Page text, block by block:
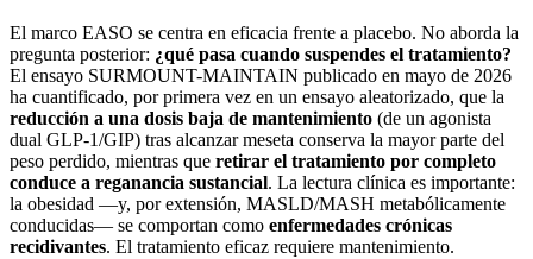
El marco EASO se centra en eficacia frente a placebo. No aborda la
pregunta posterior: ¿qué pasa cuando suspendes el tratamiento?
El ensayo SURMOUNT-MAINTAIN publicado en mayo de 2026
ha cuantificado, por primera vez en un ensayo aleatorizado, que la
reducción a una dosis baja de mantenimiento (de un agonista
dual GLP-1/GIP) tras alcanzar meseta conserva la mayor parte del
peso perdido, mientras que retirar el tratamiento por completo
conduce a reganancia sustancial. La lectura clínica es importante:
la obesidad —y, por extensión, MASLD/MASH metabólicamente
conducidas— se comportan como enfermedades crónicas
recidivantes. El tratamiento eficaz requiere mantenimiento.